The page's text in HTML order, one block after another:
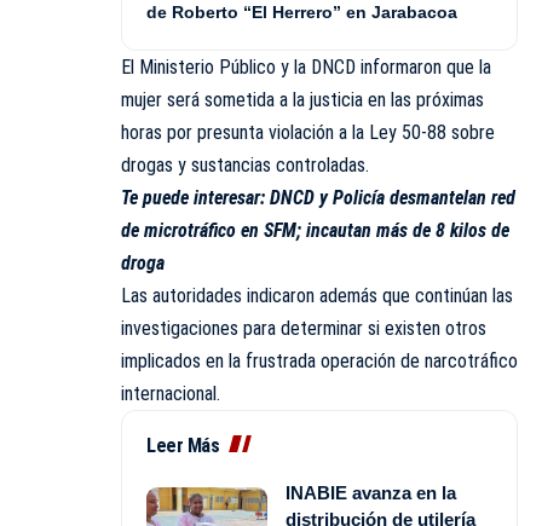
de Roberto “El Herrero” en Jarabacoa
El Ministerio Público y la DNCD informaron que la
mujer será sometida a la justicia en las próximas
horas por presunta violación a la Ley 50-88 sobre
drogas y sustancias controladas.
Te puede interesar: DNCD y Policía desmantelan red
de microtráfico en SFM; incautan más de 8 kilos de
droga
Las autoridades indicaron además que continúan las
investigaciones para determinar si existen otros
implicados en la frustrada operación de narcotráfico
internacional.
Leer Más
INABIE avanza en la
distribución de utilería